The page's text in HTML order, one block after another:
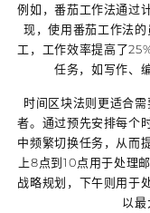
例如，番茄工作法通过
现，使用番茄工作法
工，工作效率提高了
任务，如写作、
时间区块法则更适合
者。通过预先安排每个
中频繁切换任务，从而
上8点到10点用于处理
战略规划，下午则用于
以最